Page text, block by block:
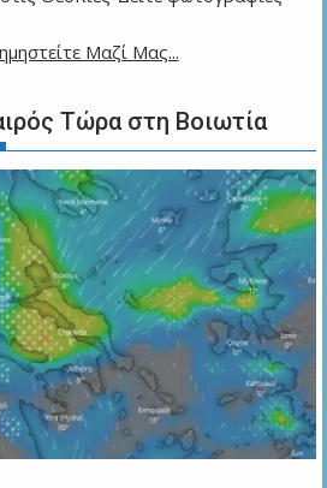
Τώρα στη Βοιωτία